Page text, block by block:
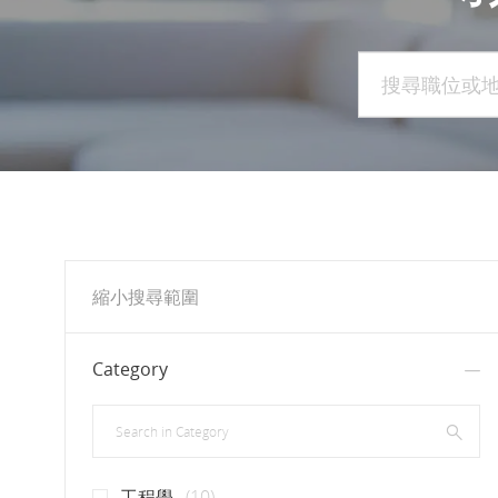
搜尋職位或地點
縮小搜尋範圍
Category